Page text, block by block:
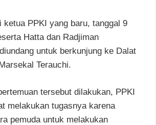
ketua PPKI yang baru, tanggal 9
Hatta dan Radjiman
untuk berkunjung ke Dalat
Terauchi.
tersebut dilakukan, PPKI
melakukan tugasnya karena
pemuda untuk melakukan